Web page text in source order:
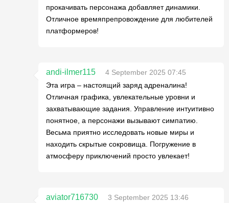
прокачивать персонажа добавляет динамики.
Отличное времяпрепровождение для любителей
платформеров!
andi-ilmer115
4 September 2025 07:45
Эта игра – настоящий заряд адреналина!
Отличная графика, увлекательные уровни и
захватывающие задания. Управление интуитивно
понятное, а персонажи вызывают симпатию.
Весьма приятно исследовать новые миры и
находить скрытые сокровища. Погружение в
атмосферу приключений просто увлекает!
aviator716730
3 September 2025 13:46